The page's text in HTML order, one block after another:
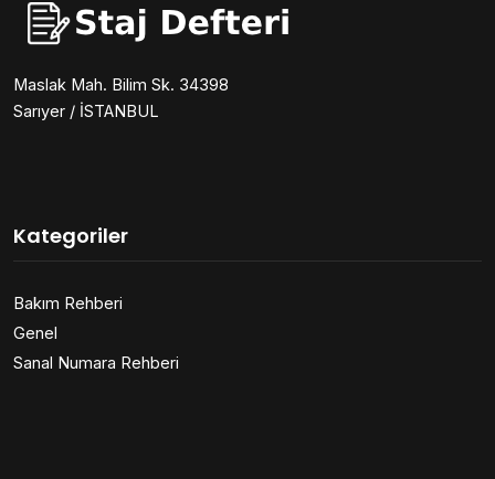
Maslak Mah. Bilim Sk. 34398
Sarıyer / İSTANBUL
Kategoriler
Bakım Rehberi
Genel
Sanal Numara Rehberi